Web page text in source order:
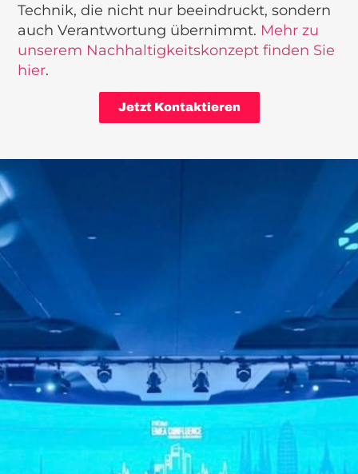
Technik, die nicht nur beeindruckt, sondern
auch Verantwortung übernimmt. Mehr zu
unserem Nachhaltigkeitskonzept finden Sie
hier.
Jetzt Kontaktieren